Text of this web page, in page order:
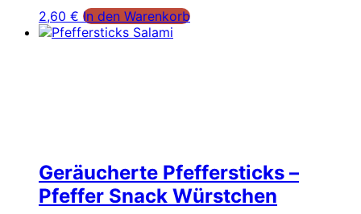
2,60 € In den Warenkorb
Geräucherte Pfeffersticks –
Pfeffer Snack Würstchen